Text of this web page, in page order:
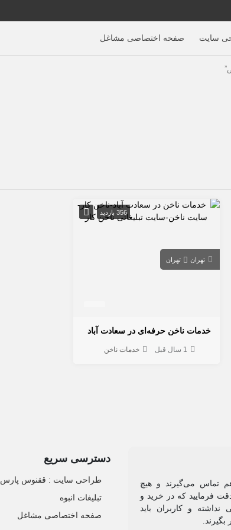
سایت صفحه اختصاصی مشاغل
356 بازدید
تهران تهران
خدمات ناخن حرفه‌ای در سعادت آباد
1 سال قبل خدمات ناخن
هم تماس می‌گیرند و هیچ
فرمایید که در خرید و
و کاربران باید
دسترسی سریع
طراحی سایت :‌ ققنوس پارس
تبلیغات انبوه
صفحه اختصاصی مشاغل